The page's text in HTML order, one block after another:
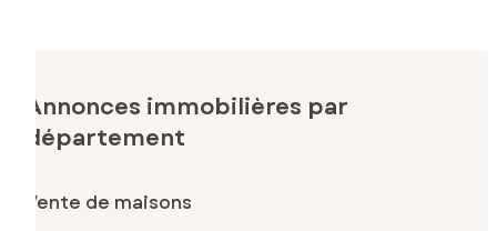
Annonces immobilières par
département
Vente de maisons